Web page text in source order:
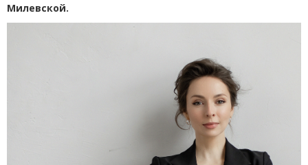
Милевской.